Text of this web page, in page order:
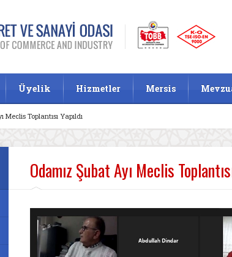
Üyelik Hizmetler Mersis
Meclis Toplantısı Yapıldı
Odamız Şubat Ayı Meclis